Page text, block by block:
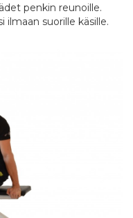
penkin reunoille.
ilmaan suorille käsille.